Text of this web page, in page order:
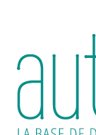
principal